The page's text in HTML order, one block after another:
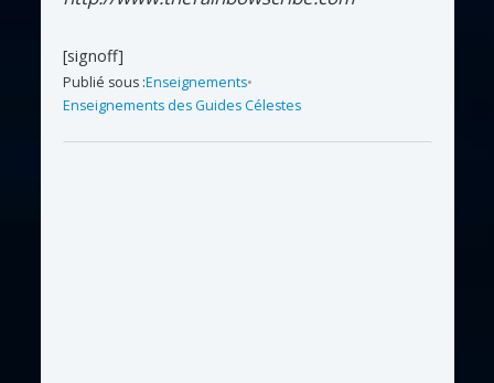
[signoff]
Publié sous :Enseignements•
Enseignements des Guides Célestes